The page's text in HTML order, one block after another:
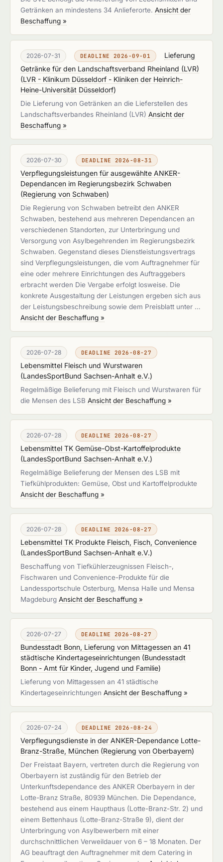
Getränken an mindestens 34 Anlieferorte. Ansicht der
Beschaffung »
2026-07-31 DEADLINE 2026-09-01
Lieferung
Getränke für den Landschaftsverband Rheinland (LVR)
(LVR - Klinikum Düsseldorf - Kliniken der Heinrich-
Heine-Universität Düsseldorf)
Die Lieferung von Getränken an die Lieferstellen des
Landschaftsverbandes Rheinland (LVR) Ansicht der
Beschaffung »
2026-07-30 DEADLINE 2026-08-31
Verpflegungsleistungen für ausgewählte ANKER-
Dependancen im Regierungsbezirk Schwaben
(Regierung von Schwaben)
Die Regierung von Schwaben betreibt den ANKER
Schwaben, bestehend aus mehreren Dependancen an
verschiedenen Standorten, zur Unterbringung und
Versorgung von Asylbegehrenden im Regierungsbezirk
Schwaben. Gegenstand dieses Dienstleistungsvertrags
sind Verpflegungsleistungen, die vom Auftragnehmer für
eine oder mehrere Einrichtungen des Auftraggebers
erbracht werden Die Vergabe erfolgt losweise. Die
konkrete Ausgestaltung der Leistungen ergeben sich aus
der Leistungsbeschreibung sowie dem Preisblatt unter …
Ansicht der Beschaffung »
2026-07-28 DEADLINE 2026-08-27
Lebensmittel Fleisch und Wurstwaren
(LandesSportBund Sachsen-Anhalt e.V.)
Regelmäßige Belieferung mit Fleisch und Wurstwaren für
die Mensen des LSB Ansicht der Beschaffung »
2026-07-28 DEADLINE 2026-08-27
Lebensmittel TK Gemüse-Obst-Kartoffelprodukte
(LandesSportBund Sachsen-Anhalt e.V.)
Regelmäßige Belieferung der Mensen des LSB mit
Tiefkühlprodukten: Gemüse, Obst und Kartoffelprodukte
Ansicht der Beschaffung »
2026-07-28 DEADLINE 2026-08-27
Lebensmittel TK Produkte Fleisch, Fisch, Convenience
(LandesSportBund Sachsen-Anhalt e.V.)
Beschaffung von Tiefkühlerzeugnissen Fleisch-,
Fischwaren und Convenience-Produkte für die
Landessportschule Osterburg, Mensa Halle und Mensa
Magdeburg Ansicht der Beschaffung »
2026-07-27 DEADLINE 2026-08-27
Bundesstadt Bonn, Lieferung von Mittagessen an 41
städtische Kindertageseinrichtungen (Bundesstadt
Bonn - Amt für Kinder, Jugend und Familie)
Lieferung von Mittagessen an 41 städtische
Kindertageseinrichtungen Ansicht der Beschaffung »
2026-07-24 DEADLINE 2026-08-24
Verpflegungsdienste in der ANKER-Dependance Lotte-
Branz-Straße, München (Regierung von Oberbayern)
Der Freistaat Bayern, vertreten durch die Regierung von
Oberbayern ist zuständig für den Betrieb der
Unterkunftsdependance des ANKER Oberbayern in der
Lotte-Branz Straße, 80939 München. Die Dependance,
bestehend aus einem Haupthaus (Lotte-Branz-Str. 2) und
einem Bettenhaus (Lotte-Branz-Straße 9), dient der
Unterbringung von Asylbewerbern mit einer
durchschnittlichen Verweildauer von 6 – 18 Monaten. Der
AG beauftragt den Auftragnehmer mit dem Catering in